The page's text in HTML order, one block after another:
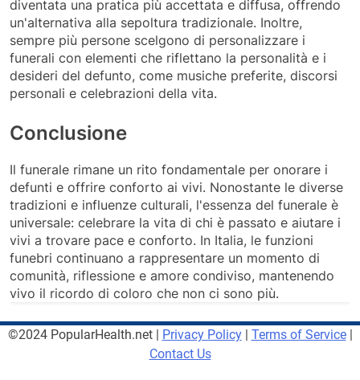
diventata una pratica più accettata e diffusa, offrendo
un'alternativa alla sepoltura tradizionale. Inoltre,
sempre più persone scelgono di personalizzare i
funerali con elementi che riflettano la personalità e i
desideri del defunto, come musiche preferite, discorsi
personali e celebrazioni della vita.
Conclusione
Il funerale rimane un rito fondamentale per onorare i
defunti e offrire conforto ai vivi. Nonostante le diverse
tradizioni e influenze culturali, l'essenza del funerale è
universale: celebrare la vita di chi è passato e aiutare i
vivi a trovare pace e conforto. In Italia, le funzioni
funebri continuano a rappresentare un momento di
comunità, riflessione e amore condiviso, mantenendo
vivo il ricordo di coloro che non ci sono più.
©2024 PopularHealth.net | Privacy Policy| Terms of Service|
Contact Us